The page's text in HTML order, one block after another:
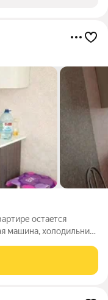
oстaeтся
машина, холодильник,
аптеки, продуктовые